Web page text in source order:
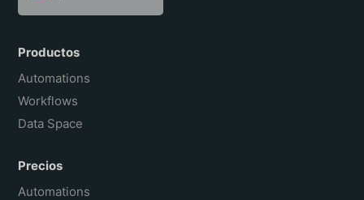
English
Português do Brasil
Français
Productos
Automations
Workflows
Data Space
Precios
Automations